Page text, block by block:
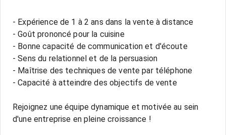
- Expérience de 1 à 2 ans dans la vente à distance
- Goût prononcé pour la cuisine
- Bonne capacité de communication et d'écoute
- Sens du relationnel et de la persuasion
- Maîtrise des techniques de vente par téléphone
- Capacité à atteindre des objectifs de vente
Rejoignez une équipe dynamique et motivée au sein